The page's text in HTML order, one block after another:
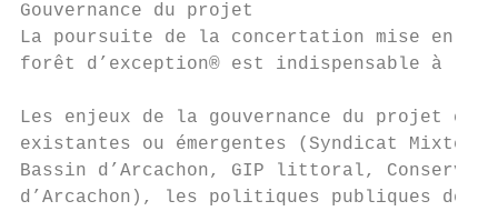
Gouvernance du projet
La poursuite de la concertation mise en
forêt d’exception® est indispensable à
Les enjeux de la gouvernance du projet
existantes ou émergentes (Syndicat Mixte
Bassin d’Arcachon, GIP littoral,
d’Arcachon), les politiques publiques